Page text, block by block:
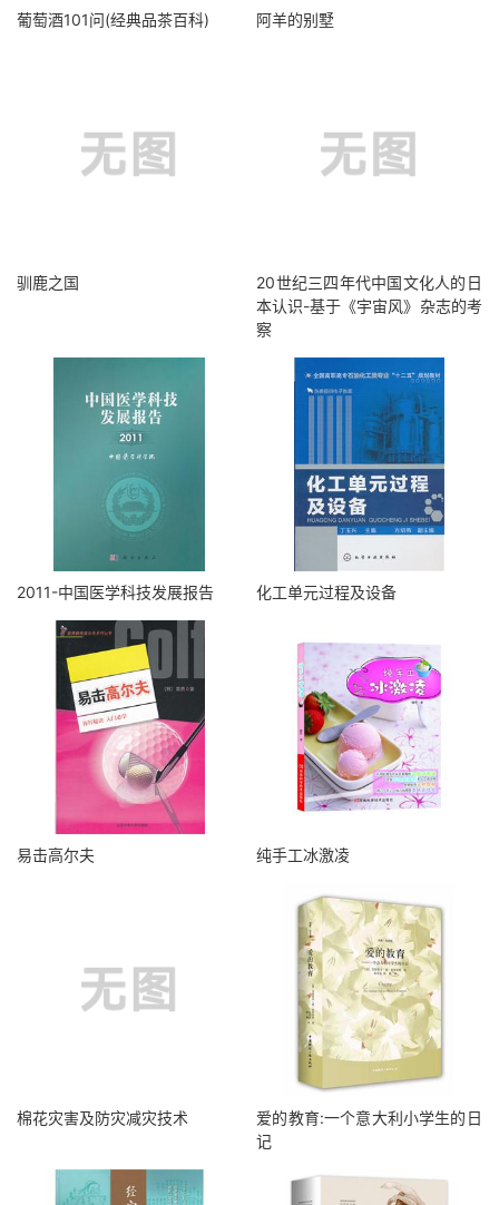
葡萄酒101问(经典品茶百科) 阿羊的别墅
驯鹿之国
20世纪三四年代中国文化人的日
本认识-基于《宇宙风》杂志的考
察
2011-中国医学科技发展报告 化工单元过程及设备
易击高尔夫 纯手工冰激凌
棉花灾害及防灾减灾技术
爱的教育:一个意大利小学生的日
记